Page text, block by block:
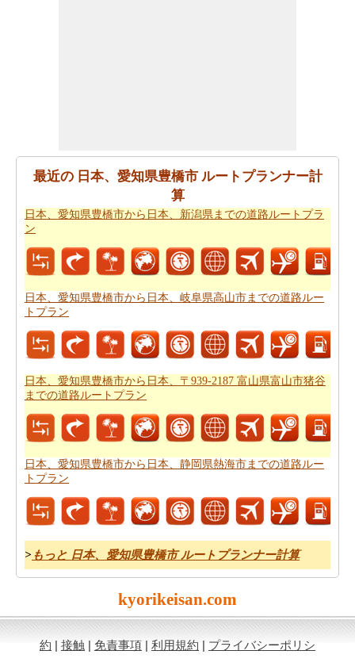
橋市から日本、〒939-2187 富山県富山市猪谷までの飛行
距離.
あなたは旅に時間の制約を持っていますか。 の場合、あ
なたは非常によくあなたの時間を管理しなければならな
いし、これのためにあなたは日本、愛知県豊橋市から日
本、〒939-2187 富山県富山市猪谷までの飛行時間 を知っ
あなたのルートを得ることが計画された後、あなたの旅
のために駆動するためのコストの公正な見積もりを有す
ることが重要です。あなたはこの旅費計算機を使用して
日本、愛知県豊橋市から日本、〒939-2187 富山県富山市
猪谷までの旅行の費用を得ることができます。
最近の 日本、愛知県豊橋市 ルートプランナー計
算
日本、愛知県豊橋市から日本、新潟県までの道路ルートプラ
ン
日本、愛知県豊橋市から日本、岐阜県高山市までの道路ルー
トプラン
日本、愛知県豊橋市から日本、〒939-2187 富山県富山市猪谷
までの道路ルートプラン
日本、愛知県豊橋市から日本、静岡県熱海市までの道路ルー
トプラン
> もっと 日本、愛知県豊橋市 ルートプランナー計算
kyorikeisan.com
約 | 接触 | 免責事項 | 利用規約 | プライバシーポリシ